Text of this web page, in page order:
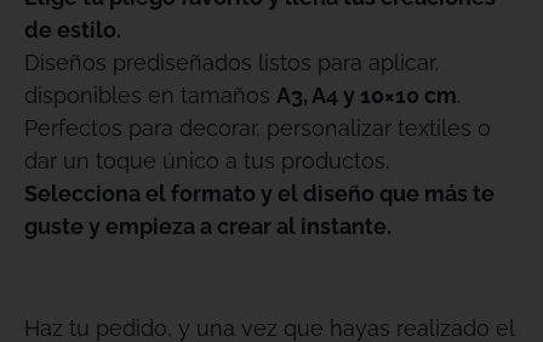
de estilo.
Diseños prediseñados listos para aplicar,
disponibles en tamaños A3, A4 y 10×10 cm.
Perfectos para decorar, personalizar textiles o
dar un toque único a tus productos.
Selecciona el formato y el diseño que más te
guste y empieza a crear al instante.
Haz tu pedido, y una vez que hayas realizado el